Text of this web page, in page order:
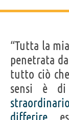
“Tutta la mia
penetrata
tutto ciò
sensi è di
straordinario
differire